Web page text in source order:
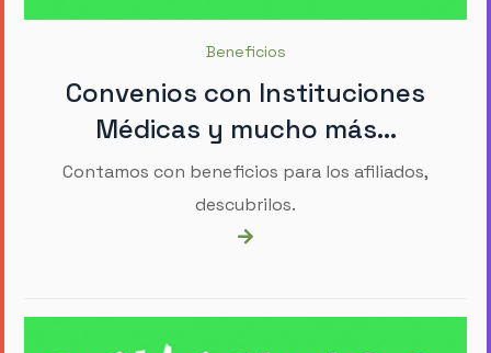
Beneficios
Convenios con Instituciones
Médicas y mucho más...
Contamos con beneficios para los afiliados,
descubrilos.